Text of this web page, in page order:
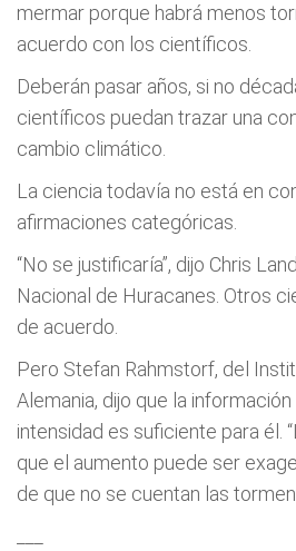
mermar porque habrá menos
acuerdo con los científicos.
Deberán pasar años, si no
científicos puedan trazar una
cambio climático.
La ciencia todavía no está en
afirmaciones categóricas.
“No se justificaría”, dijo Chris
Nacional de Huracanes. Otros
de acuerdo.
Pero Stefan Rahmstorf, del
Alemania, dijo que la
intensidad es suficiente para él.
que el aumento puede ser
de que no se cuentan las